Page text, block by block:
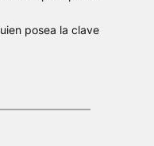
posea la clave